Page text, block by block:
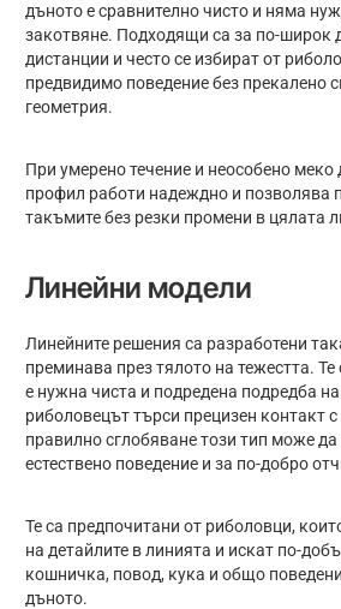
дъното е сравнително чисто и няма
закотвяне. Подходящи са за по-широк
дистанции и често се избират от
предвидимо поведение без прекалено
геометрия.
При умерено течение и неособено
профил работи надеждно и позволява
такъмите без резки промени в цялата
Линейни модели
Линейните решения са разработени
преминава през тялото на тежестта. Те
е нужна чиста и подредена подредба
риболовецът търси прецизен контакт
правилно сглобяване този тип може
естествено поведение и за по-добро
Те са предпочитани от риболовци,
на детайлите в линията и искат по-
кошничка, повод, кука и общо
дъното.